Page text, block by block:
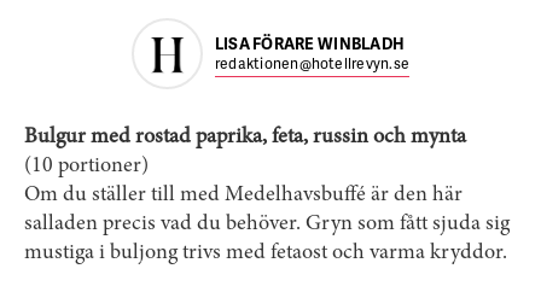
LISA FÖRARE WINBLADH
redaktionen@hotellrevyn.se
Bulgur med rostad paprika, feta, russin och mynta
(10 portioner)
Om du ställer till med Medelhavsbuffé är den här
salladen precis vad du behöver. Gryn som fått sjuda sig
mustiga i buljong trivs med fetaost och varma kryddor.